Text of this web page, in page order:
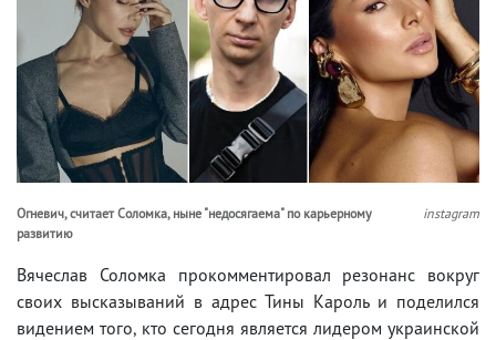
Огневич, считает Соломка, ныне "недосягаема" по карьерному
развитию
instagram
Вячеслав Соломка прокомментировал резонанс вокруг
своих высказываний в адрес Тины Кароль и поделился
видением того, кто сегодня является лидером украинской